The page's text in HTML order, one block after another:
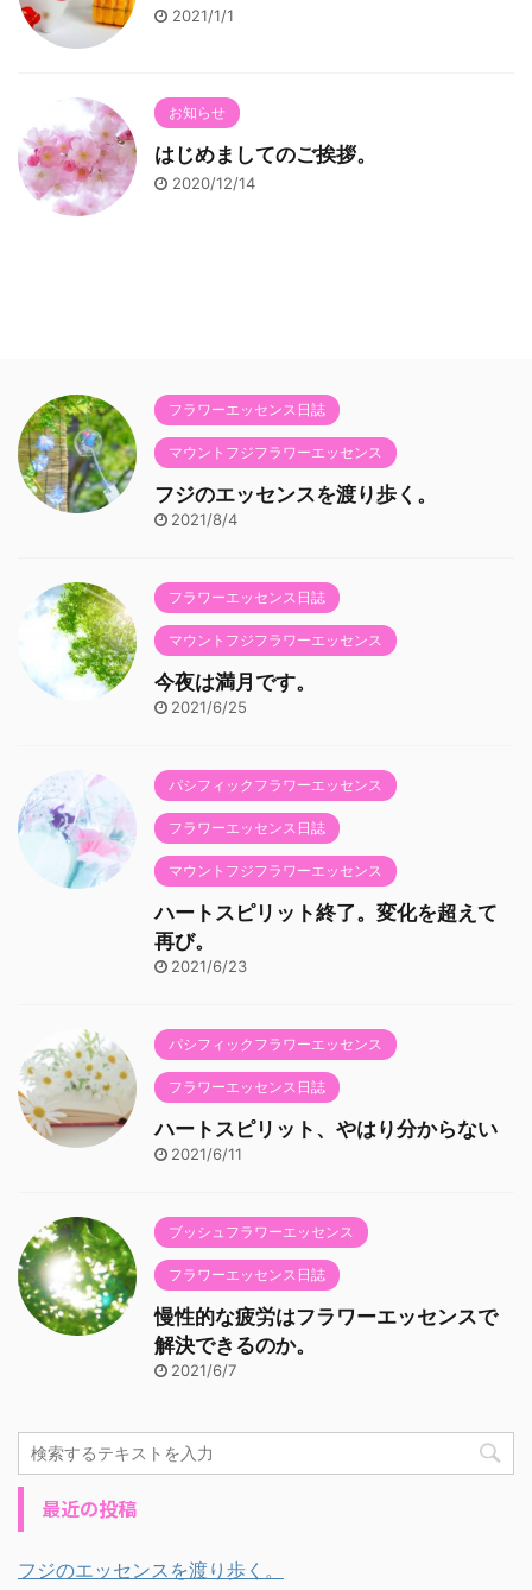
2021/1/1
お知らせ
はじめましてのご挨拶。
2020/12/14
フラワーエッセンス日誌
マウントフジフラワーエッセンス
フジのエッセンスを渡り歩く。
2021/8/4
フラワーエッセンス日誌
マウントフジフラワーエッセンス
今夜は満月です。
2021/6/25
パシフィックフラワーエッセンス
フラワーエッセンス日誌
マウントフジフラワーエッセンス
ハートスピリット終了。変化を超えて
再び。
2021/6/23
パシフィックフラワーエッセンス
フラワーエッセンス日誌
ハートスピリット、やはり分からない
2021/6/11
ブッシュフラワーエッセンス
フラワーエッセンス日誌
慢性的な疲労はフラワーエッセンスで
解決できるのか。
2021/6/7
最近の投稿
フジのエッセンスを渡り歩く。